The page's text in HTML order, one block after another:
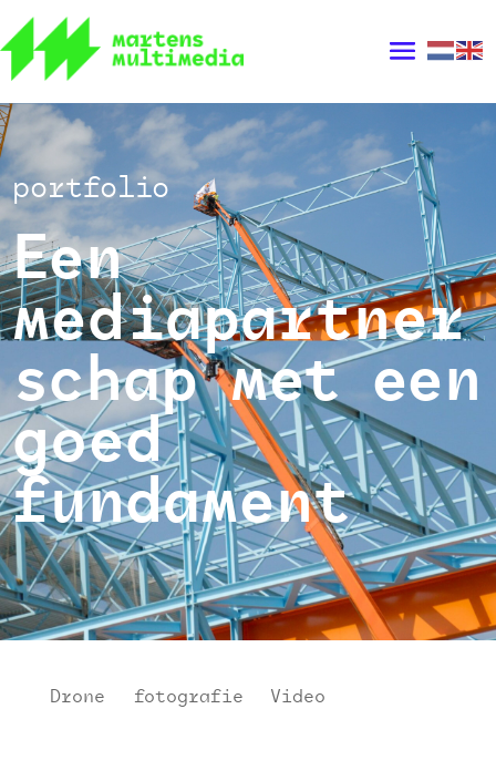
portfolio
Een
mediapartner
schap met een
goed
fundament
Drone fotografie Video